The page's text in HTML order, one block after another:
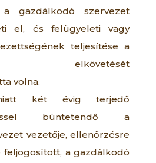
gazdálkodó szervezet
el, és felügyeleti vagy
teljesítése a
elkövetését
volna.
két évig terjedő
büntetendő a
vezetője, ellenőrzésre
a gazdálkodó